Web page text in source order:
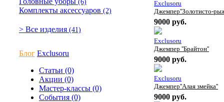
(6)
Комплекты аксессуаров (2)
> Все изделия (41)
Блог Exclusoru
Статьи (0)
Акции (0)
Мастер-классы (0)
События (0)
Exclusoru
Джемпер''Золотисто-
9000 руб.
Exclusoru
Джемпер ''Брайтон''
9000 руб.
Exclusoru
Джемпер''Алая змейка''
9000 руб.